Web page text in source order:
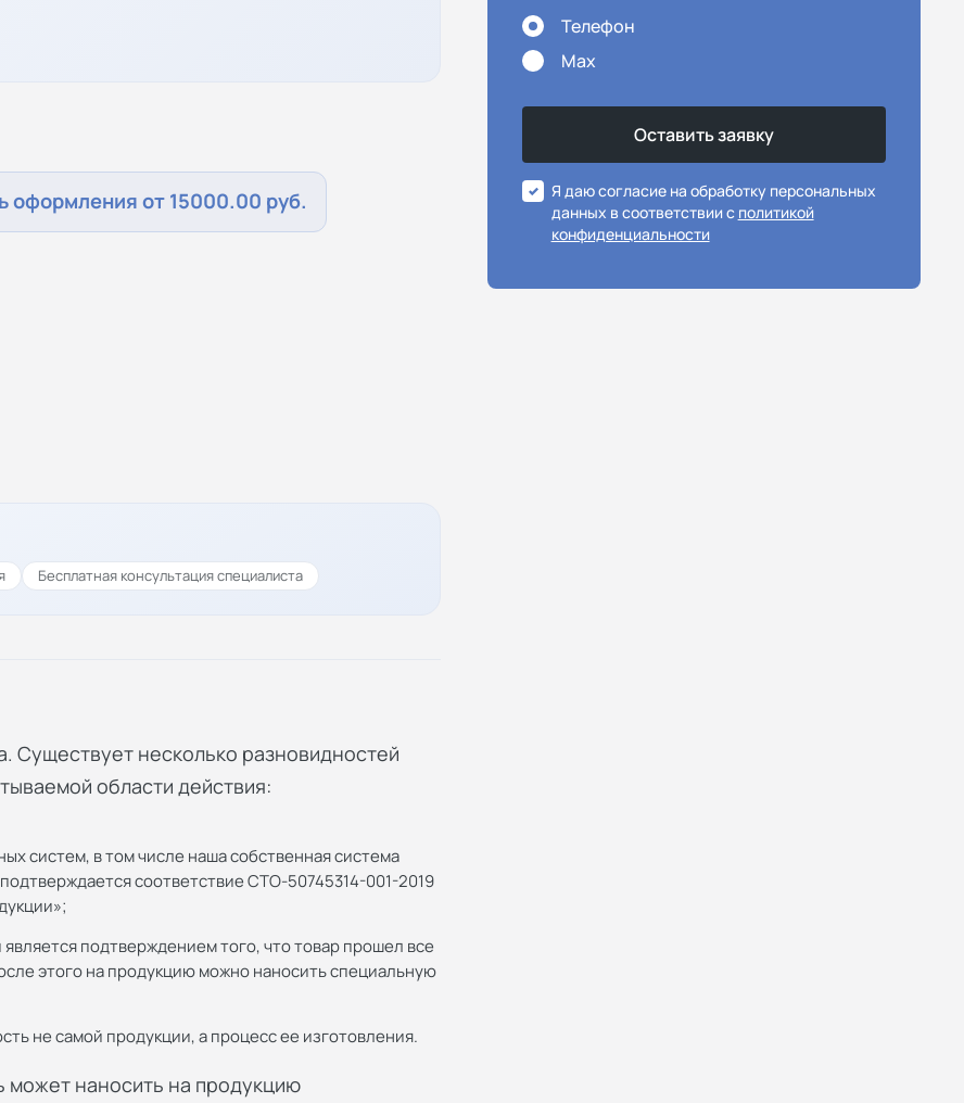
оформления от 15000.00 руб.
Бесплатная консультация специалиста
Существует несколько разновидностей
области действия:
систем, в том числе наша собственная система
соответствие СТО-50745314-001-2019
подтверждением того, что товар прошел все
этого на продукцию можно наносить специальную
не самой продукции, а процесс ее изготовления.
может наносить на продукцию
Телефон
Max
Я даю согласие на обработку персональных
данных в соответствии с политикой
конфиденциальности